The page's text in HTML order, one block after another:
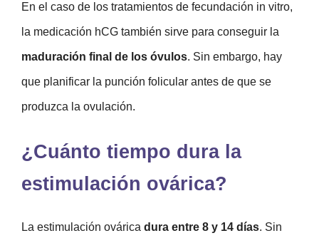
En el caso de los tratamientos de fecundación in vitro,
la medicación hCG también sirve para conseguir la
maduración final de los óvulos. Sin embargo, hay
que planificar la punción folicular antes de que se
produzca la ovulación.
¿Cuánto tiempo dura la
estimulación ovárica?
La estimulación ovárica dura entre 8 y 14 días. Sin